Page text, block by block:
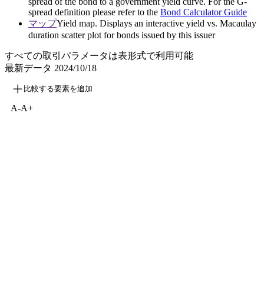
spread definition please refer to the Bond Calculator Guide
マップYield map. Displays an interactive yield vs. Macaulay
duration scatter plot for bonds issued by this issuer
すべての取引パラメータは表形式で利用可能
最新データ 2024/10/18
比較する要素を追加